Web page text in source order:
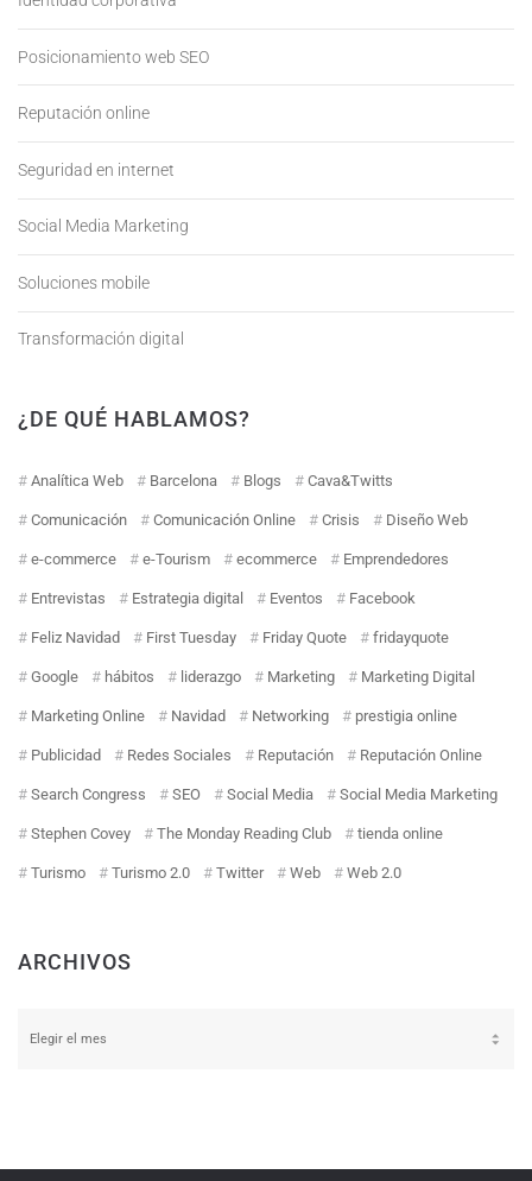
Posicionamiento web SEO
Reputación online
Seguridad en internet
Social Media Marketing
Soluciones mobile
Transformación digital
¿DE QUÉ HABLAMOS?
Analítica Web Barcelona Blogs Cava&Twitts
Comunicación Comunicación Online Crisis Diseño Web
e-commerce e-Tourism ecommerce Emprendedores
Entrevistas Estrategia digital Eventos Facebook
Feliz Navidad First Tuesday Friday Quote fridayquote
Google hábitos liderazgo Marketing Marketing Digital
Marketing Online Navidad Networking prestigia online
Publicidad Redes Sociales Reputación Reputación Online
Search Congress SEO Social Media Social Media Marketing
Stephen Covey The Monday Reading Club tienda online
Turismo Turismo 2.0 Twitter Web Web 2.0
ARCHIVOS